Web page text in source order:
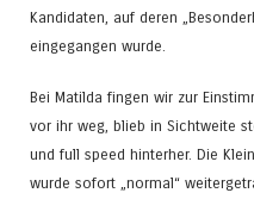
Kandidaten, auf deren
eingegangen wurde.
Bei Matilda fingen wir zur
vor ihr weg, blieb in Sichtweite
und full speed hinterher. Die
wurde sofort „normal“